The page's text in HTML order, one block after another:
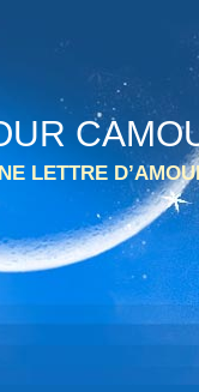
LETTRE